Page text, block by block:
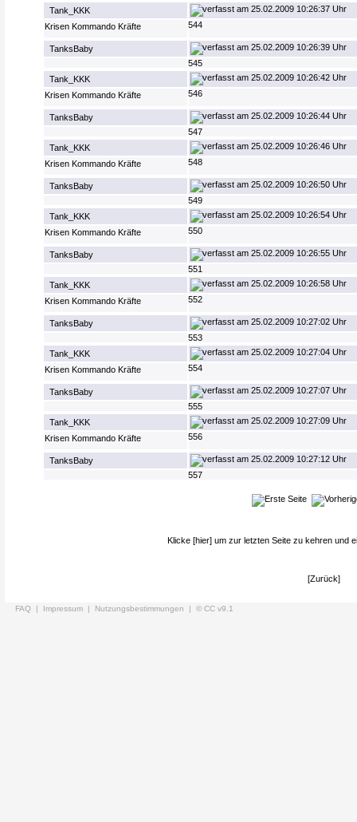
Tank_KKK
25.02.2009 10:26:37 Uhr
Krisen Kommando Kräfte
544
TanksBaby
25.02.2009 10:26:39 Uhr
545
Tank_KKK
25.02.2009 10:26:42 Uhr
Krisen Kommando Kräfte
546
TanksBaby
25.02.2009 10:26:44 Uhr
547
Tank_KKK
25.02.2009 10:26:46 Uhr
Krisen Kommando Kräfte
548
TanksBaby
25.02.2009 10:26:50 Uhr
549
Tank_KKK
25.02.2009 10:26:54 Uhr
Krisen Kommando Kräfte
550
TanksBaby
25.02.2009 10:26:55 Uhr
551
Tank_KKK
25.02.2009 10:26:58 Uhr
Krisen Kommando Kräfte
552
TanksBaby
25.02.2009 10:27:02 Uhr
553
Tank_KKK
25.02.2009 10:27:04 Uhr
Krisen Kommando Kräfte
554
TanksBaby
25.02.2009 10:27:07 Uhr
555
Tank_KKK
25.02.2009 10:27:09 Uhr
Krisen Kommando Kräfte
556
TanksBaby
25.02.2009 10:27:12 Uhr
557
Klicke [hier] um zur letzten Seite zu kehren und
[Zurück]
FAQ | Impressum | Nutzungsbestimmungen | © CC v9.1